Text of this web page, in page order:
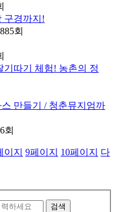
구경까지!
회
기따기 체험! 농촌의 정
만들기 / 청춘뮤지엄까
회
이지 9페이지 10페이지
다
검색